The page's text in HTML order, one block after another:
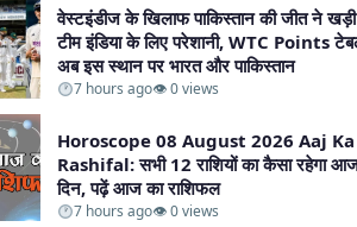
वेस्टइंडीज के खिलाफ पाकिस्तान की जीत ने
टीम इंडिया के लिए परेशानी, WTC Points
अब इस स्थान पर भारत और पाकिस्तान​
7 hours ago👁 0 views
Horoscope 08 August 2026 Aaj Ka
Rashifal: सभी 12 राशियों का कैसा रहेगा
दिन, पढ़ें आज का राशिफल​
7 hours ago👁 0 views